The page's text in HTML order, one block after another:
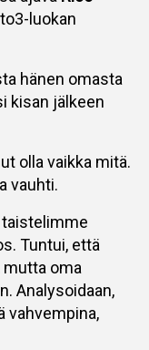
luokan
hänen omasta
kisan jälkeen
olla vaikka mitä.
vauhti.
Tuntui, että
oma
Analysoidaan,
vahvempina,